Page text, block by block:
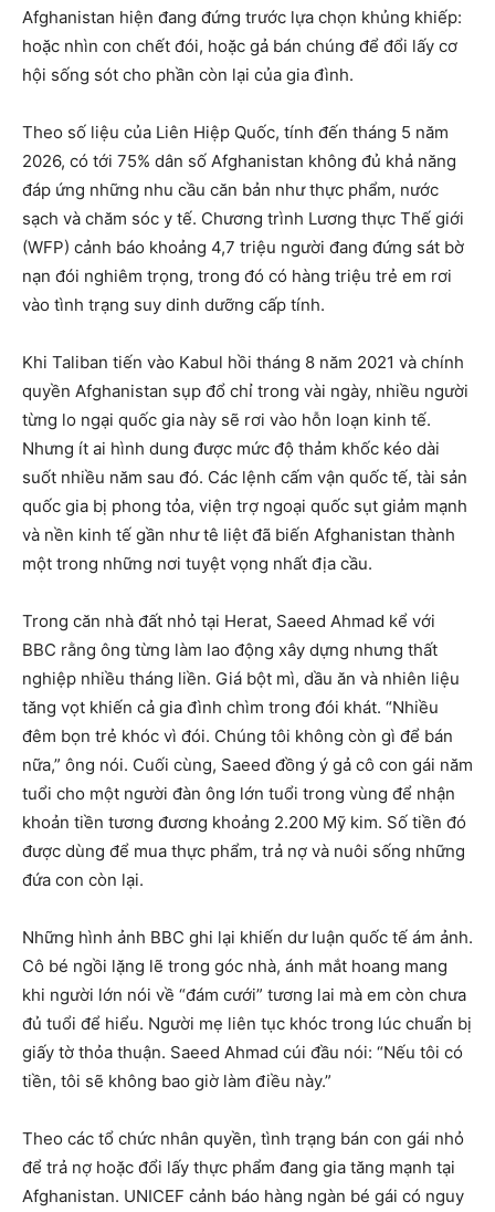
Afghanistan hiện đang đứng trước lựa chọn khủng khiếp:
hoặc nhìn con chết đói, hoặc gả bán chúng để đổi lấy cơ
hội sống sót cho phần còn lại của gia đình.
Theo số liệu của Liên Hiệp Quốc, tính đến tháng 5 năm
2026, có tới 75% dân số Afghanistan không đủ khả năng
đáp ứng những nhu cầu căn bản như thực phẩm, nước
sạch và chăm sóc y tế. Chương trình Lương thực Thế giới
(WFP) cảnh báo khoảng 4,7 triệu người đang đứng sát bờ
nạn đói nghiêm trọng, trong đó có hàng triệu trẻ em rơi
vào tình trạng suy dinh dưỡng cấp tính.
Khi Taliban tiến vào Kabul hồi tháng 8 năm 2021 và chính
quyền Afghanistan sụp đổ chỉ trong vài ngày, nhiều người
từng lo ngại quốc gia này sẽ rơi vào hỗn loạn kinh tế.
Nhưng ít ai hình dung được mức độ thảm khốc kéo dài
suốt nhiều năm sau đó. Các lệnh cấm vận quốc tế, tài sản
quốc gia bị phong tỏa, viện trợ ngoại quốc sụt giảm mạnh
và nền kinh tế gần như tê liệt đã biến Afghanistan thành
một trong những nơi tuyệt vọng nhất địa cầu.
Trong căn nhà đất nhỏ tại Herat, Saeed Ahmad kể với
BBC rằng ông từng làm lao động xây dựng nhưng thất
nghiệp nhiều tháng liền. Giá bột mì, dầu ăn và nhiên liệu
tăng vọt khiến cả gia đình chìm trong đói khát. “Nhiều
đêm bọn trẻ khóc vì đói. Chúng tôi không còn gì để bán
nữa,” ông nói. Cuối cùng, Saeed đồng ý gả cô con gái năm
tuổi cho một người đàn ông lớn tuổi trong vùng để nhận
khoản tiền tương đương khoảng 2.200 Mỹ kim. Số tiền đó
được dùng để mua thực phẩm, trả nợ và nuôi sống những
đứa con còn lại.
Những hình ảnh BBC ghi lại khiến dư luận quốc tế ám ảnh.
Cô bé ngồi lặng lẽ trong góc nhà, ánh mắt hoang mang
khi người lớn nói về “đám cưới” tương lai mà em còn chưa
đủ tuổi để hiểu. Người mẹ liên tục khóc trong lúc chuẩn bị
giấy tờ thỏa thuận. Saeed Ahmad cúi đầu nói: “Nếu tôi có
tiền, tôi sẽ không bao giờ làm điều này.”
Theo các tổ chức nhân quyền, tình trạng bán con gái nhỏ
để trả nợ hoặc đổi lấy thực phẩm đang gia tăng mạnh tại
Afghanistan. UNICEF cảnh báo hàng ngàn bé gái có nguy